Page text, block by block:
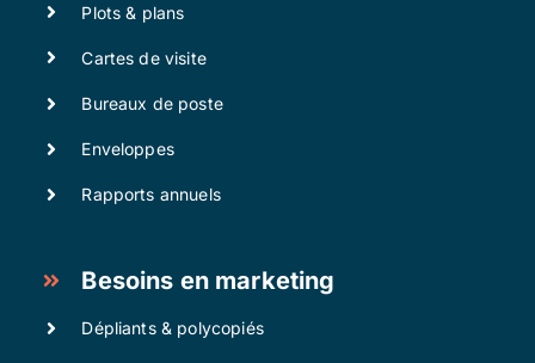
Plots & plans
Cartes de visite
Bureaux de poste
Enveloppes
Rapports annuels
Besoins en marketing
Dépliants & polycopiés